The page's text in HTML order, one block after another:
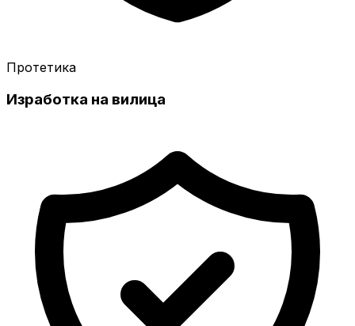
Протетика
Изработка на вилица